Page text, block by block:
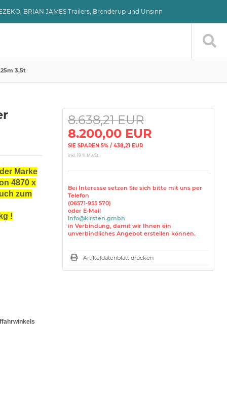
BRIAN JAMES Trailers, Brenderup und Unsinn
3,5t
Marke
4870 x
zum
!
8.638,21 EUR
8.200,00 EUR
SIE SPAREN 5% / 438,21 EUR
inkl. 19 % MwSt.
Bei Interesse setzen Sie sich bitte mit uns per
Telefon
(06571-955 570)
oder E-Mail
info@kirsten.gmbh
in Verbindung, damit wir Ihnen ein
unverbindliches Angebot erstellen können.
Artikeldatenblatt drucken